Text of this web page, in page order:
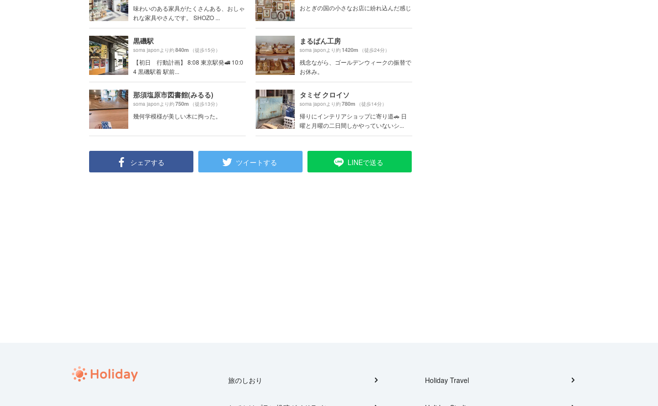
味わいのある家具がたくさんある、おしゃ
れな家具やさんです。 SHOZO ...
おとぎの国の小さなお店に紛れ込んだ感じ
黒磯駅
soma japonより約840m （徒歩15分）
【初日 行動計画】 8:08 東京駅発🚅 10:0
4 黒磯駅着 駅前...
まるぱん工房
soma japonより約1420m （徒歩24分）
残念ながら、ゴールデンウィークの振替で
お休み。
那須塩原市図書館(みるる)
soma japonより約750m （徒歩13分）
幾何学模様が美しい木に拘った。
タミゼ クロイソ
soma japonより約780m （徒歩14分）
帰りにインテリアショップに寄り道🚗 日
曜と月曜の二日間しかやっていないシ...
シェアする ツイートする LINEで送る
旅のしおり Holiday Travel